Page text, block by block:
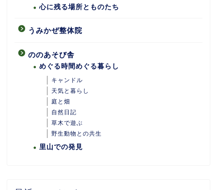
心に残る場所とものたち
うみかぜ整体院
ののあそび舎
めぐる時間めぐる暮らし
キャンドル
天気と暮らし
庭と畑
自然日記
草木で遊ぶ
野生動物との共生
里山での発見